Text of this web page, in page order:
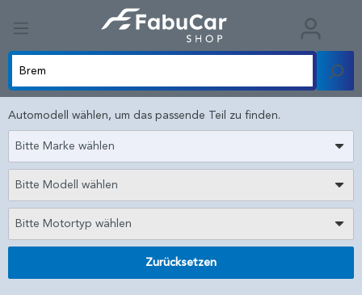
Automodell wählen, um das passende Teil zu finden.
Bitte Marke wählen
Bitte Modell wählen
Bitte Motortyp wählen
Zurücksetzen